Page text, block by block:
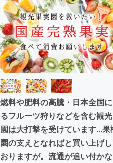
テクノロジー・ガジ
映像・映画
ビジネス・起業
まちづくり・地域活
CAMPFIRE for Social
CAMPFIREふるさと納
燃料や肥料の高騰・日本全国
るフルーツ狩りなどを含む観
園は大打撃を受けています...果
園の支えとなればと買い上げ
おりますが。流通が追い付か